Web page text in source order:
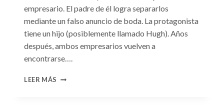
empresario. El padre de él logra separarlos
mediante un falso anuncio de boda. La protagonista
tiene un hijo (posiblemente llamado Hugh). Años
después, ambos empresarios vuelven a
encontrarse….
LEER MÁS CONSULTA